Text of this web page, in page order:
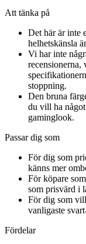
Att tänka på
Det här är inte
helhetskänsla
Vi har inte
recensionerna,
stoppning.
Den bruna
du vill ha
gaminglook.
Passar dig som
För dig som
känns mer
För köpare
som prisvärd i
För dig som
vanligaste
Fördelar